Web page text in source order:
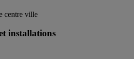
centre ville
installations